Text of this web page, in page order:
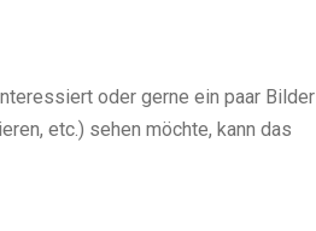
oder gerne ein paar Bilder
etc.) sehen möchte, kann das